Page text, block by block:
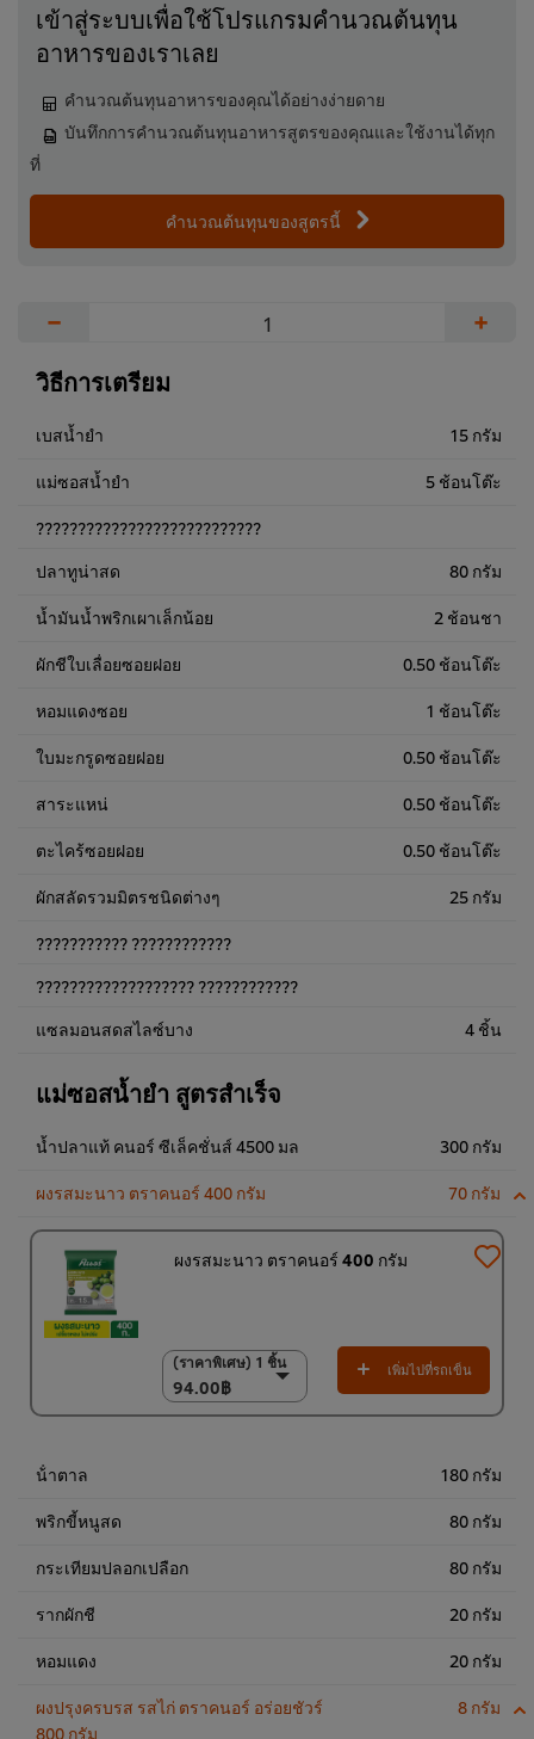
เข้าสู่ระบบเพื่อใช้โปรแกรมคำนวณต้นทุน
อาหารของเราเลย
คำนวณต้นทุนอาหารของคุณได้อย่างง่ายดาย
บันทึกการคำนวณต้นทุนอาหารสูตรของคุณและใช้งานได้ทุก
ที่
คำนวณต้นทุนของสูตรนี้
− +
วิธีการเตรียม
เบสน้ำยำ 15 กรัม
แม่ซอสน้ำยำ 5 ช้อนโต๊ะ
???????????????????????????
ปลาทูน่าสด
80 กรัม
น้ำมันน้ำพริกเผาเล็กน้อย 2 ช้อนชา
ผักชีใบเลื่อยซอยฝอย 0.50 ช้อนโต๊ะ
หอมแดงซอย 1 ช้อนโต๊ะ
ใบมะกรูดซอยฝอย 0.50 ช้อนโต๊ะ
สาระแหน่ 0.50 ช้อนโต๊ะ
ตะไคร้ซอยฝอย 0.50 ช้อนโต๊ะ
ผักสลัดรวมมิตรชนิดต่างๆ 25 กรัม
??????????? ????????????
??????????????????? ????????????
แซลมอนสดสไลซ์บาง
4 ชิ้น
แม่ซอสน้ำยำ สูตรสำเร็จ
น้ำปลาแท้ คนอร์ ซีเล็คชั่นส์ 4500 มล 300 กรัม
ผงรสมะนาว ตราคนอร์ 400 กรัม 70 กรัม
ผงรสมะนาว ตราคนอร์ 400 กรัม
(ราคาพิเศษ) 1 ชิ้น
94.00฿
(ราคาพิเศษ) 1 ชิ้น
94.00฿
(ราคาพิเศษ) แพ็ค 15
เพิ่มไปที่รถเข็น
น้ําตาล 180 กรัม
พริกขี้หนูสด 80 กรัม
กระเทียมปลอกเปลือก 80 กรัม
รากผักชี 20 กรัม
หอมแดง 20 กรัม
ผงปรุงครบรส รสไก่ ตราคนอร์ อร่อยชัวร์
800 กรัม
8 กรัม